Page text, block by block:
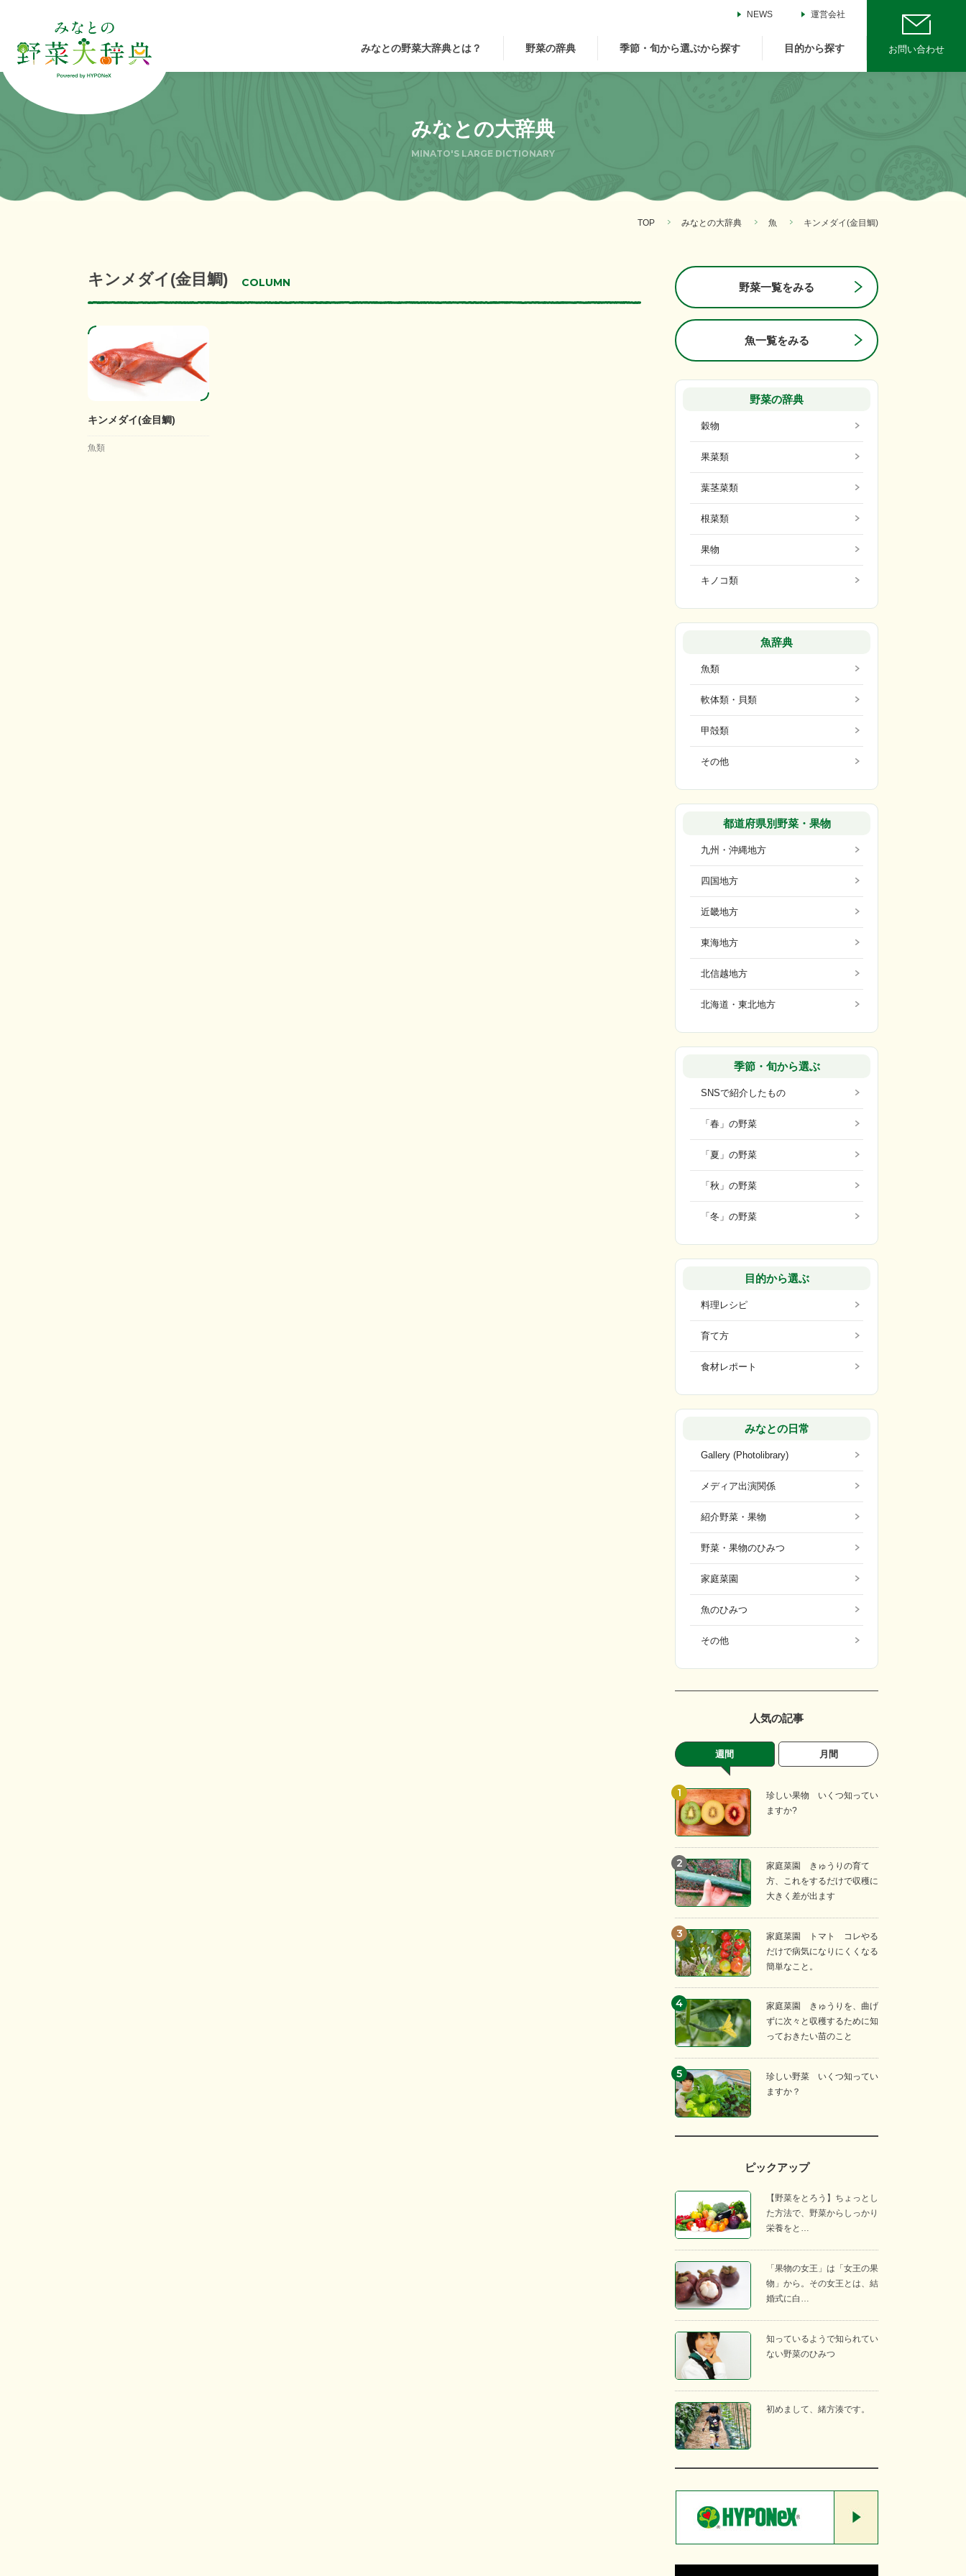
NEWS 運営会社
みなとの野菜大辞典とは？ 野菜の辞典 季節・旬から選ぶから探す 目的から探す お問い合わせ
みなとの大辞典
MINATO'S LARGE DICTIONARY
TOP みなとの大辞典 魚 キンメダイ(金目鯛)
キンメダイ(金目鯛) COLUMN
キンメダイ(金目鯛)
魚類
野菜一覧をみる
魚一覧をみる
野菜の辞典
穀物
果菜類
葉茎菜類
根菜類
果物
キノコ類
魚辞典
魚類
軟体類・貝類
甲殻類
その他
都道府県別野菜・果物
九州・沖縄地方
四国地方
近畿地方
東海地方
北信越地方
北海道・東北地方
季節・旬から選ぶ
SNSで紹介したもの
「春」の野菜
「夏」の野菜
「秋」の野菜
「冬」の野菜
目的から選ぶ
料理レシピ
育て方
食材レポート
みなとの日常
Gallery (Photolibrary)
メディア出演関係
紹介野菜・果物
野菜・果物のひみつ
家庭菜園
魚のひみつ
その他
人気の記事
週間 月間
珍しい果物 いくつ知ってい
ますか?
家庭菜園 きゅうりの育て
方、これをするだけで収穫に
大きく差が出ます
家庭菜園 トマト コレやる
だけで病気になりにくくなる
簡単なこと。
家庭菜園 きゅうりを、曲げ
ずに次々と収穫するために知
っておきたい苗のこと
珍しい野菜 いくつ知ってい
ますか？
ピックアップ
【野菜をとろう】ちょっとし
た方法で、野菜からしっかり
栄養をと…
「果物の女王」は「女王の果
物」から。その女王とは、結
婚式に白…
知っているようで知られてい
ない野菜のひみつ
初めまして、緒方湊です。